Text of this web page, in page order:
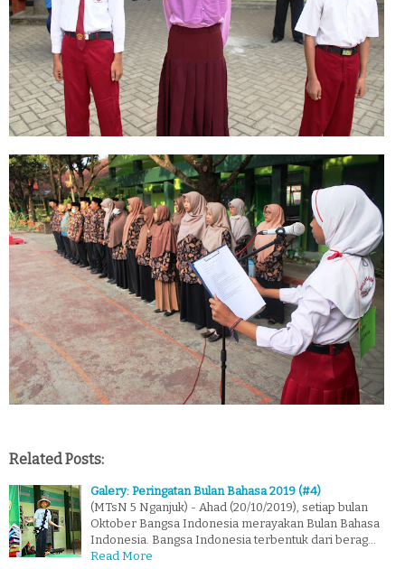
Related Posts:
Galery: Peringatan Bulan Bahasa 2019 (#4)
(MTsN 5 Nganjuk) - Ahad (20/10/2019), setiap bulan
Oktober Bangsa Indonesia merayakan Bulan Bahasa
Indonesia. Bangsa Indonesia terbentuk dari berag…
Read More